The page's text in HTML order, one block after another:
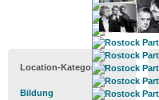
Location-Kategorien
Bildung